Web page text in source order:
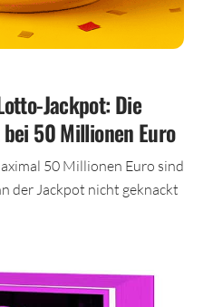
Jackpot: Die
50 Millionen Euro
50 Millionen Euro sind
der Jackpot nicht geknackt